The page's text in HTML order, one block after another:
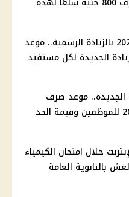
معاشات يوليو 2026 بالزيادة الرسمية.. موعد
الجديدة لكل مستفيد
الجديدة.. موعد صرف
مرتبات يوليو 2026 للموظفين وقيمة الحد
خلال امتحان الكيمياء
بالثانوية العامة